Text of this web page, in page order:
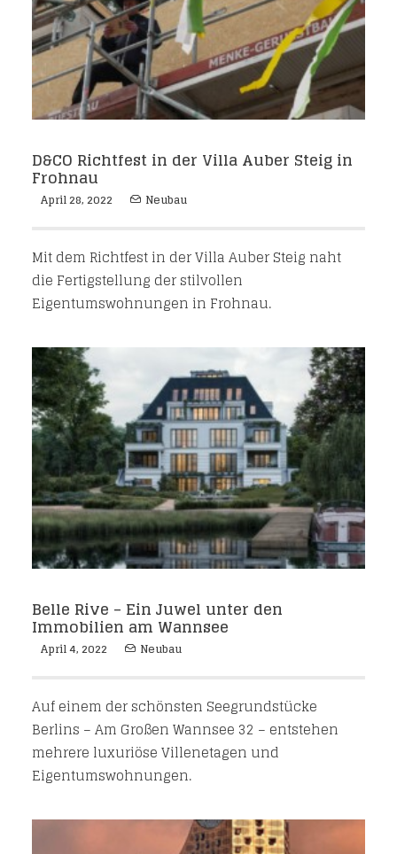
D&CO Richtfest in der Villa Auber Steig in
Frohnau
April 28, 2022 Neubau
Mit dem Richtfest in der Villa Auber Steig naht
die Fertigstellung der stilvollen
Eigentumswohnungen in Frohnau.
Belle Rive – Ein Juwel unter den
Immobilien am Wannsee
April 4, 2022 Neubau
Auf einem der schönsten Seegrundstücke
Berlins – Am Großen Wannsee 32 – entstehen
mehrere luxuriöse Villenetagen und
Eigentumswohnungen.